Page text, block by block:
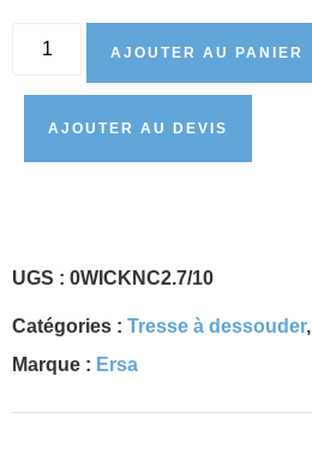
AJOUTER AU PANIER
AJOUTER AU DEVIS
UGS : 0WICKNC2.7/10
Catégories : Tresse à dessouder,
Marque : Ersa